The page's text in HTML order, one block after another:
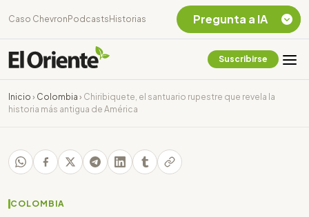
Caso Chevron Podcasts Historias
Suscribirse
Inicio › Colombia › Chiribiquete, el santuario rupestre que revela la
historia más antigua de América
COLOMBIA
Pregunta a IA
Chevron Ecuador